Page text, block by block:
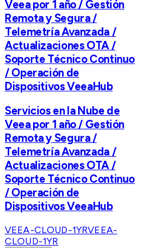
Veea por 1 año / Gestión
Remota y Segura /
Telemetría Avanzada /
Actualizaciones OTA /
Soporte Técnico Continuo
/ Operación de
Dispositivos VeeaHub
Servicios en la Nube de
Veea por 1 año / Gestión
Remota y Segura /
Telemetría Avanzada /
Actualizaciones OTA /
Soporte Técnico Continuo
/ Operación de
Dispositivos VeeaHub
VEEA-CLOUD-1YRVEEA-
CLOUD-1YR